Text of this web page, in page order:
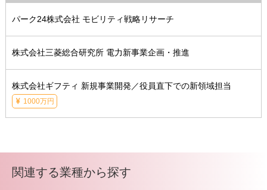
パーク24株式会社 モビリティ戦略リサーチ
株式会社三菱総合研究所 電力新事業企画・推進
株式会社ギフティ 新規事業開発／役員直下での新領域担当
1000万円
関連する業種から探す